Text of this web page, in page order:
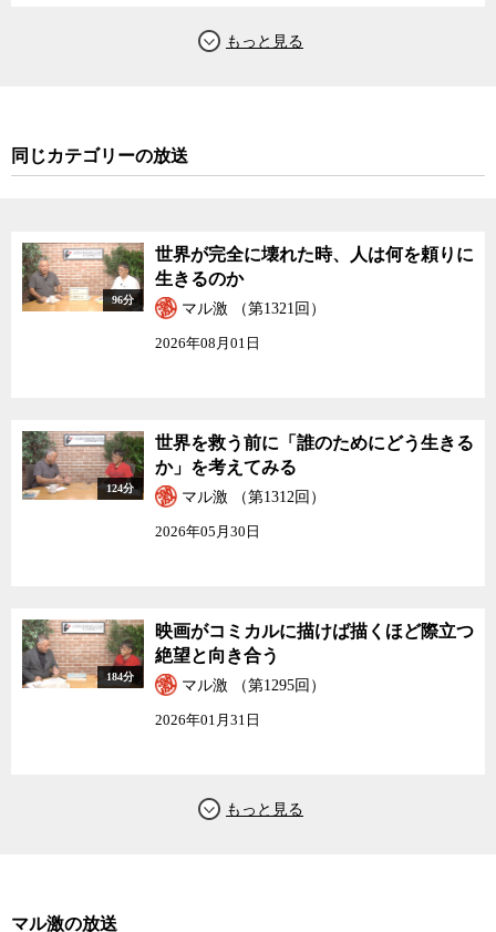
同じカテゴリーの放送
96分
世界が完全に壊れた時、人は何を頼りに
生きるのか
マル激 （第1321回）
2026年08月01日
124分
世界を救う前に「誰のためにどう生きる
か」を考えてみる
マル激 （第1312回）
2026年05月30日
184分
映画がコミカルに描けば描くほど際立つ
絶望と向き合う
マル激 （第1295回）
2026年01月31日
マル激の放送